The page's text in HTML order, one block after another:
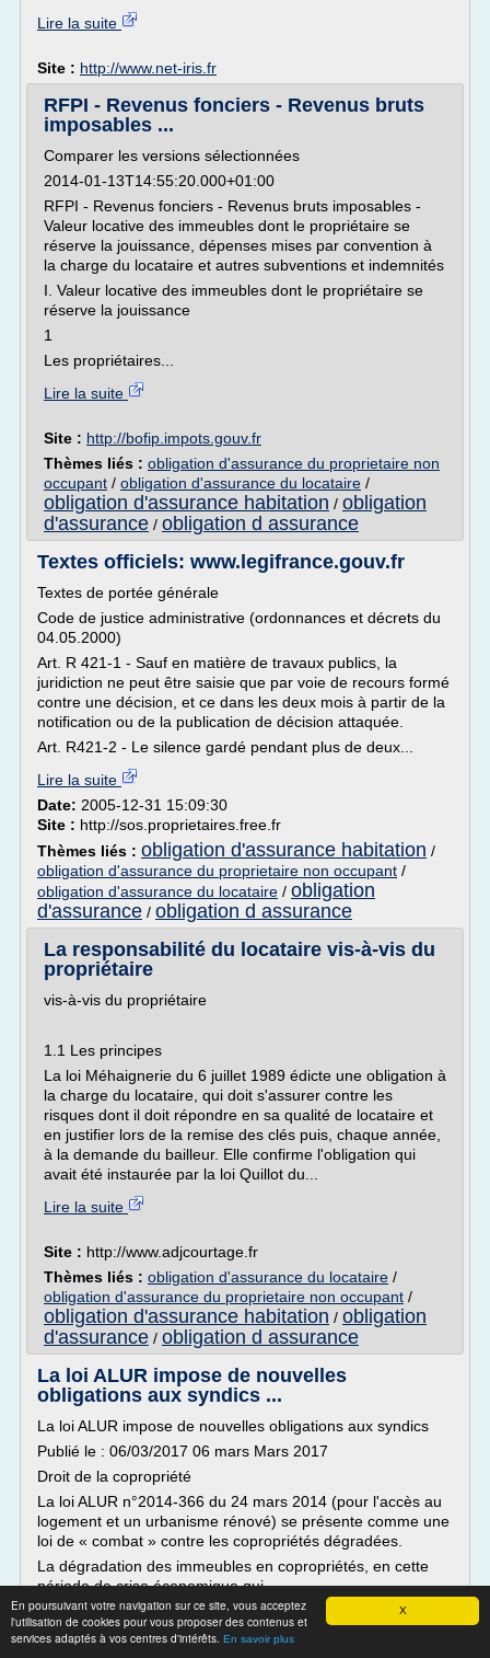
X
En poursuivant votre navigation sur ce site, vous acceptez
l'utilisation de cookies pour vous proposer des contenus et
services adaptés à vos centres d'intérêts. En savoir plus
Lire la suite
Site : http://www.net-iris.fr
RFPI - Revenus fonciers - Revenus bruts
imposables ...
Comparer les versions sélectionnées
2014-01-13T14:55:20.000+01:00
RFPI - Revenus fonciers - Revenus bruts imposables -
Valeur locative des immeubles dont le propriétaire se
réserve la jouissance, dépenses mises par convention à
la charge du locataire et autres subventions et indemnités
I. Valeur locative des immeubles dont le propriétaire se
réserve la jouissance
1
Les propriétaires...
Lire la suite
Site : http://bofip.impots.gouv.fr
Thèmes liés : obligation d'assurance du proprietaire non
occupant / obligation d'assurance du locataire /
obligation d'assurance habitation / obligation
d'assurance / obligation d assurance
Textes officiels: www.legifrance.gouv.fr
Textes de portée générale
Code de justice administrative (ordonnances et décrets du
04.05.2000)
Art. R 421-1 - Sauf en matière de travaux publics, la
juridiction ne peut être saisie que par voie de recours formé
contre une décision, et ce dans les deux mois à partir de la
notification ou de la publication de décision attaquée.
Art. R421-2 - Le silence gardé pendant plus de deux...
Lire la suite
Date: 2005-12-31 15:09:30
Site : http://sos.proprietaires.free.fr
Thèmes liés : obligation d'assurance habitation /
obligation d'assurance du proprietaire non occupant /
obligation d'assurance du locataire / obligation
d'assurance / obligation d assurance
La responsabilité du locataire vis-à-vis du
propriétaire
vis-à-vis du propriétaire
1.1 Les principes
La loi Méhaignerie du 6 juillet 1989 édicte une obligation à
la charge du locataire, qui doit s'assurer contre les
risques dont il doit répondre en sa qualité de locataire et
en justifier lors de la remise des clés puis, chaque année,
à la demande du bailleur. Elle confirme l'obligation qui
avait été instaurée par la loi Quillot du...
Lire la suite
Site : http://www.adjcourtage.fr
Thèmes liés : obligation d'assurance du locataire /
obligation d'assurance du proprietaire non occupant /
obligation d'assurance habitation / obligation
d'assurance / obligation d assurance
La loi ALUR impose de nouvelles
obligations aux syndics ...
La loi ALUR impose de nouvelles obligations aux syndics
Publié le : 06/03/2017 06 mars Mars 2017
Droit de la copropriété
La loi ALUR n°2014-366 du 24 mars 2014 (pour l'accès au
logement et un urbanisme rénové) se présente comme une
loi de « combat » contre les copropriétés dégradées.
La dégradation des immeubles en copropriétés, en cette
période de crise économique qui...
Lire la suite